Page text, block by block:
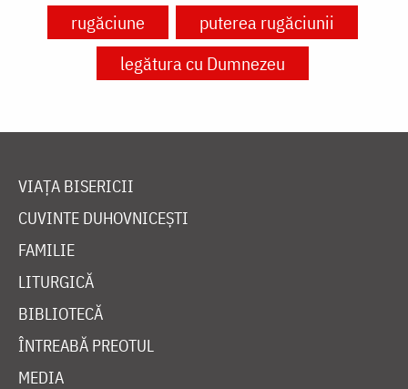
rugăciune
puterea rugăciunii
legătura cu Dumnezeu
VIAȚA BISERICII
CUVINTE DUHOVNICEȘTI
FAMILIE
LITURGICĂ
BIBLIOTECĂ
ÎNTREABĂ PREOTUL
MEDIA